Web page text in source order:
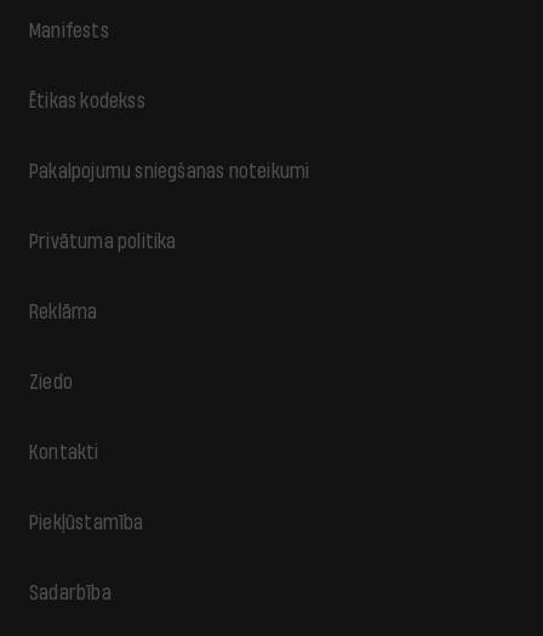
Manifests
Ētikas kodekss
Pakalpojumu sniegšanas noteikumi
Privātuma politika
Reklāma
Ziedo
Kontakti
Piekļūstamība
Sadarbība